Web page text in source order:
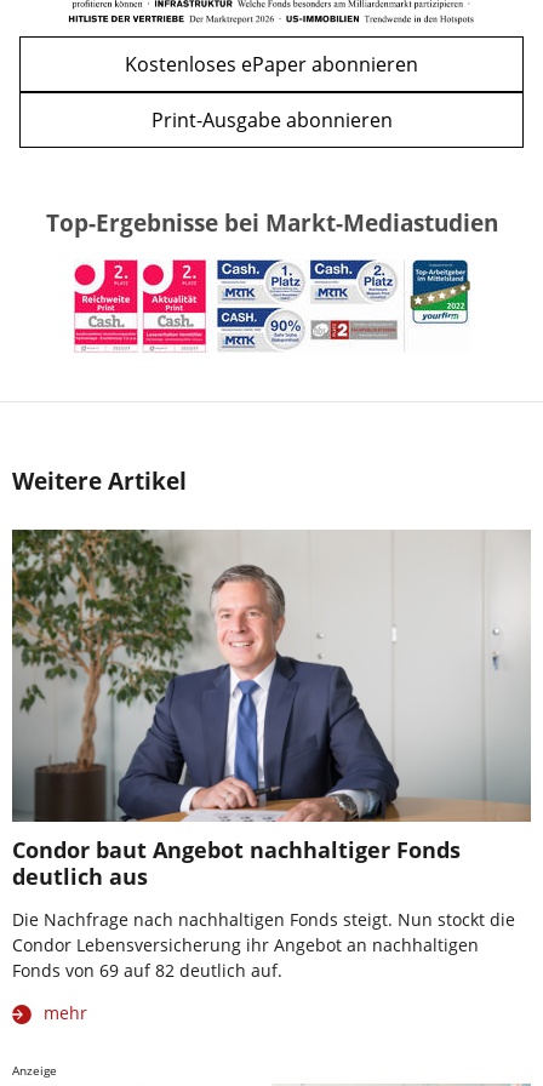
Kostenloses ePaper abonnieren
Print-Ausgabe abonnieren
Top-Ergebnisse bei Markt-Mediastudien
Weitere Artikel
Condor baut Angebot nachhaltiger Fonds
deutlich aus
Die Nachfrage nach nachhaltigen Fonds steigt. Nun stockt die
Condor Lebensversicherung ihr Angebot an nachhaltigen
Fonds von 69 auf 82 deutlich auf.
mehr
Anzeige